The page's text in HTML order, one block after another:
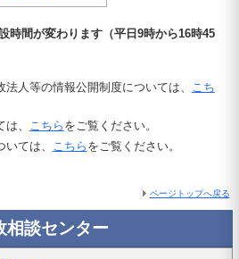
間が変わります（平日9時から16時45
人等の情報公開制度については、 こち
、 こちら をご覧ください。
ては、 こちら をご覧ください。
ページトップへ戻る
相談センター